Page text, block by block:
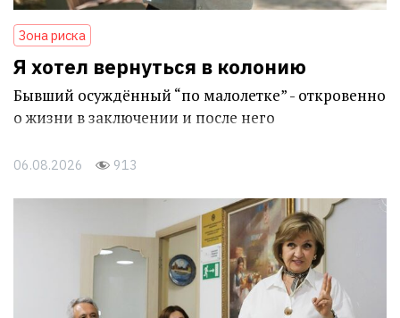
Зона риска
Я хотел вернуться в колонию
Бывший осуждённый “по малолетке” - откровенно
о жизни в заключении и после него
06.08.2026 913